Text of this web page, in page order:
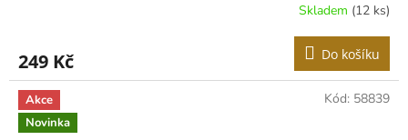
Skladem (12 ks)
249 Kč Do košíku
Akce
Novinka
Kód: 58839